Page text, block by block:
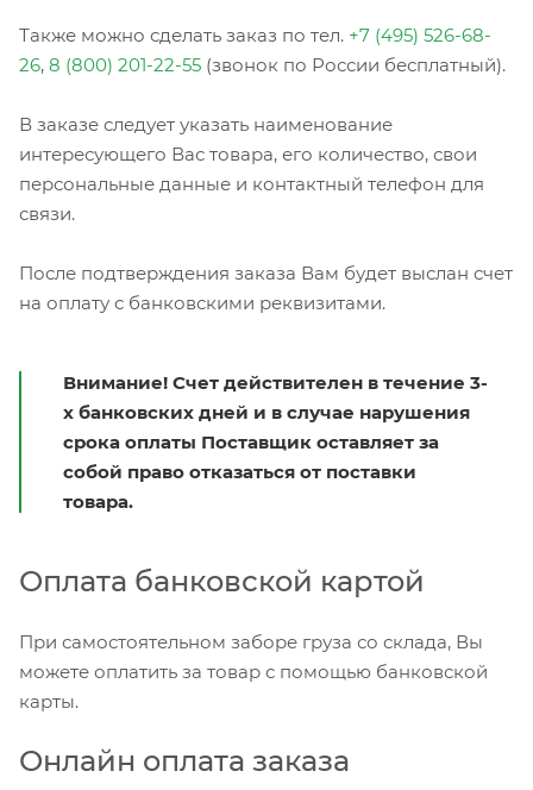
Также можно сделать заказ по тел. +7 (495) 526-68-
26, 8 (800) 201-22-55 (звонок по России бесплатный).
В заказе следует указать наименование
интересующего Вас товара, его количество, свои
персональные данные и контактный телефон для
связи.
После подтверждения заказа Вам будет выслан счет
на оплату с банковскими реквизитами.
Внимание! Счет действителен в течение 3-
х банковских дней и в случае нарушения
срока оплаты Поставщик оставляет за
собой право отказаться от поставки
товара.
Оплата банковской картой
При самостоятельном заборе груза со склада, Вы
можете оплатить за товар с помощью банковской
карты.
Онлайн оплата заказа